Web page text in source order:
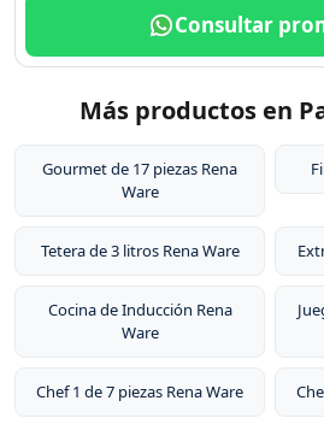
Consultar
Más productos en
Gourmet de 17 piezas Rena
Ware
Tetera de 3 litros Rena Ware
Cocina de Inducción Rena
Ware
Chef 1 de 7 piezas Rena Ware